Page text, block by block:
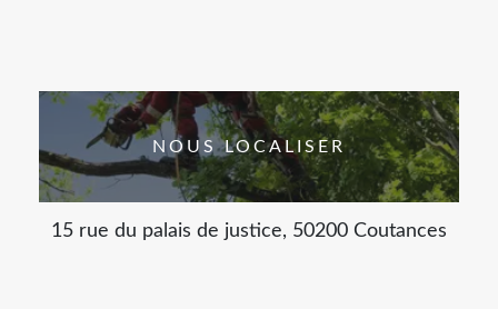
NOUS LOCALISER
15 rue du palais de justice, 50200 Coutances